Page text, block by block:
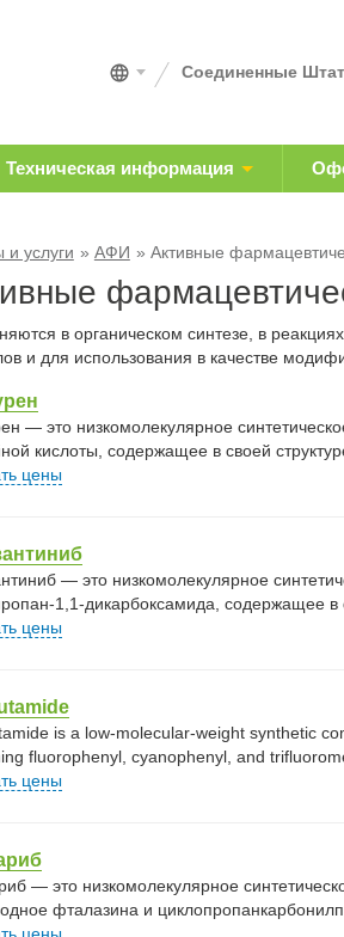
Соединенные
Техническая информация
и услуги АФИ Активные
в органическом синтезе, в
и для использования в качестве
— это низкомолекулярное
кислоты, содержащее в своей
цены
— это низкомолекулярное
1,1-дикарбоксамида, содержащее
цены
is a low-molecular-weight synthetic
fluorophenyl, cyanophenyl, and
цены
— это низкомолекулярное
фталазина и